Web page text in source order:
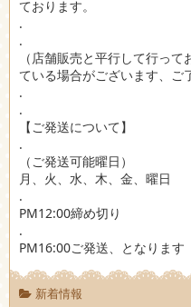
ております。
.
.
（店舗販売と平行して行っ
ている場合がございます、ご
.
.
【ご発送について】
.
（ご発送可能曜日）
月、火、水、木、金、曜日
.
PM12:00締め切り
.
PM16:00ご発送、となります
新着情報